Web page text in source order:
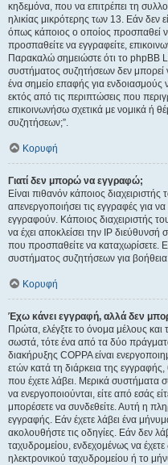
κηδεμόνα, που να επιτρέπει τη
ηλικίας μικρότερης των 13. Εάν δεν
όπως κάποιος ο οποίος προσπαθεί
προσπαθείτε να εγγραφείτε,
Παρακαλώ σημειώστε ότι το phpBB
συστήματος συζητήσεων δεν μπορεί
ένα σημείο επαφής για
εκτός από τις περιπτώσεις που
επικοινωνήσω σχετικά με νομικά ή
συζητήσεων;”.
Κορυφή
Γιατί δεν μπορώ να εγγραφώ;
Είναι πιθανόν κάποιος
απενεργοποιήσει τις εγγραφές για
εγγραφούν. Κάποιος διαχειριστής
να έχει αποκλείσει την IP
που προσπαθείτε να καταχωρίσετε.
συστήματος συζητήσεων για
Κορυφή
Έχω κάνει εγγραφή, αλλά δεν
Πρώτα, ελέγξτε το όνομα μέλους
σωστά, τότε ένα από τα δύο
διακήρυξης COPPA είναι
ετών κατά τη διάρκεια της
που έχετε λάβει. Μερικά συστήματα
να ενεργοποιούνται, είτε από εσάς
μπορέσετε να συνδεθείτε. Αυτή η
εγγραφής. Εάν έχετε λάβει ένα
ακολουθήστε τις οδηγίες. Εάν δεν
ταχυδρομείου, ενδεχομένως να
ηλεκτρονικού ταχυδρομείου ή το